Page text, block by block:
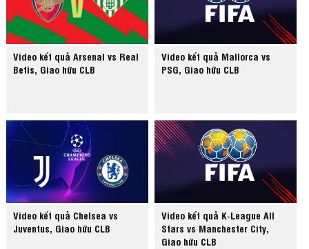
Video kết quả Arsenal vs Real
Betis, Giao hữu CLB
Video kết quả Mallorca vs
PSG, Giao hữu CLB
Video kết quả Chelsea vs
Juventus, Giao hữu CLB
Video kết quả K-League All
Stars vs Manchester City,
Giao hữu CLB